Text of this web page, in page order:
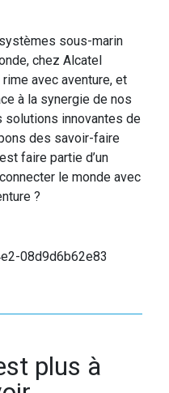
sous-marin
chez Alcatel
avec aventure, et
à la synergie de nos
solutions innovantes de
des savoir-faire
faire partie d’un
le monde avec
?
08d9d6b62e83
plus à